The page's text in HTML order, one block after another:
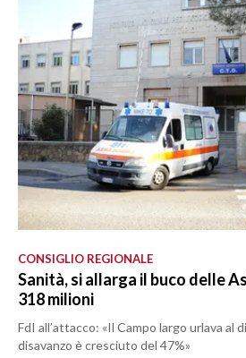
CONSIGLIO REGIONALE
Sanità, si allarga il buco delle
318 milioni
FdI all’attacco: «Il Campo largo urlava al
disavanzo è cresciuto del 47%»